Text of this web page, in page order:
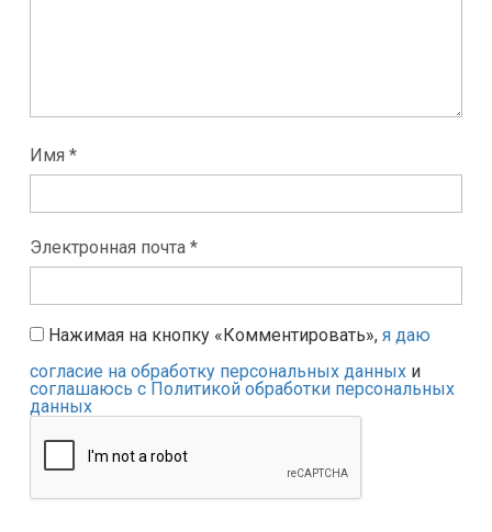
Имя *
Электронная почта *
Нажимая на кнопку «Комментировать», я даю
согласие на обработку персональных данных и
соглашаюсь с Политикой обработки персональных
данных